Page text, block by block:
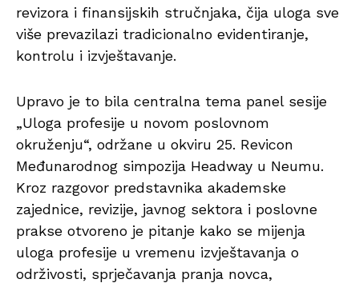
revizora i finansijskih stručnjaka, čija uloga sve
više prevazilazi tradicionalno evidentiranje,
kontrolu i izvještavanje.
Upravo je to bila centralna tema panel sesije
„Uloga profesije u novom poslovnom
okruženju“, održane u okviru 25. Revicon
Međunarodnog simpozija Headway u Neumu.
Kroz razgovor predstavnika akademske
zajednice, revizije, javnog sektora i poslovne
prakse otvoreno je pitanje kako se mijenja
uloga profesije u vremenu izvještavanja o
održivosti, sprječavanja pranja novca,